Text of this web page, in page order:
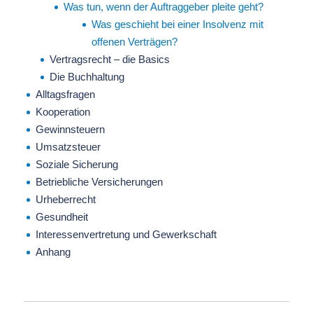
Was tun, wenn der Auftraggeber pleite geht?
Was geschieht bei einer Insolvenz mit
offenen Verträgen?
Vertragsrecht – die Basics
Die Buchhaltung
Alltagsfragen
Kooperation
Gewinnsteuern
Umsatzsteuer
Soziale Sicherung
Betriebliche Versicherungen
Urheberrecht
Gesundheit
Interessenvertretung und Gewerkschaft
Anhang